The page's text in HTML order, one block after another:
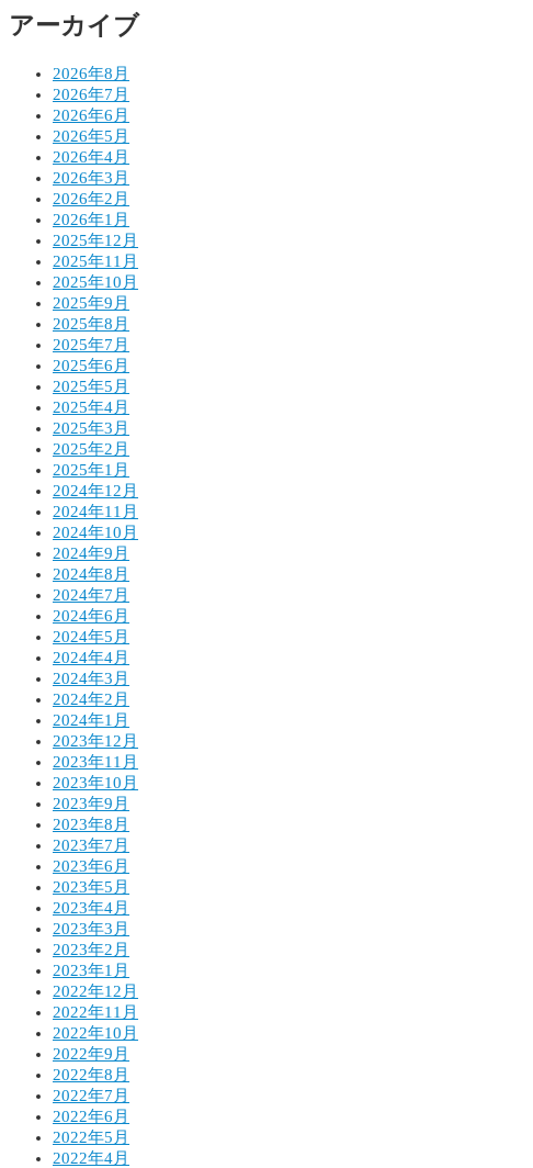
ン
アーカイブ
2026年8月
2026年7月
2026年6月
2026年5月
2026年4月
2026年3月
2026年2月
2026年1月
2025年12月
2025年11月
2025年10月
2025年9月
2025年8月
2025年7月
2025年6月
2025年5月
2025年4月
2025年3月
2025年2月
2025年1月
2024年12月
2024年11月
2024年10月
2024年9月
2024年8月
2024年7月
2024年6月
2024年5月
2024年4月
2024年3月
2024年2月
2024年1月
2023年12月
2023年11月
2023年10月
2023年9月
2023年8月
2023年7月
2023年6月
2023年5月
2023年4月
2023年3月
2023年2月
2023年1月
2022年12月
2022年11月
2022年10月
2022年9月
2022年8月
2022年7月
2022年6月
2022年5月
2022年4月